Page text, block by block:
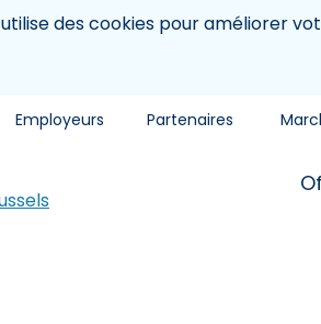
des cookies pour améliorer
Employeurs Partenaires